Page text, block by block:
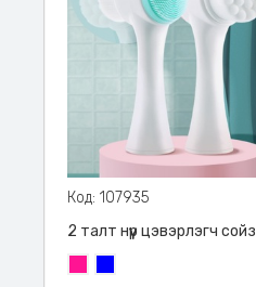
Код: 107935
2 талт нүүр цэвэрлэгч сойз